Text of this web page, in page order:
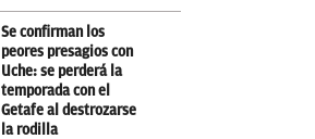
Se confirman los
peores presagios con
Uche: se perderá la
temporada con el
Getafe al destrozarse
la rodilla